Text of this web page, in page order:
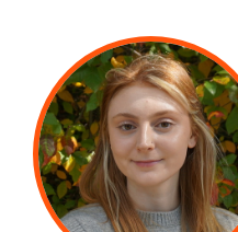
Business
Techniczne
Partnerzy
Kultura